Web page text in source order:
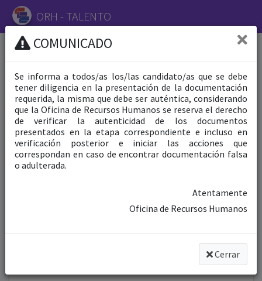
ORH - TALENTO
Usuario
Usuario
Crear Cuenta
Recuperar
Cuenta
Formatos de
COMUNICADO
Se informa a todos/as los/las candidato/as que se debe
tener diligencia en la presentación de la documentación
requerida, la misma que debe ser auténtica, considerando
que la Oficina de Recursos Humanos se reserva el derecho
de verificar la autenticidad de los documentos
presentados en la etapa correspondiente e incluso en
verificación posterior e iniciar las acciones que
correspondan en caso de encontrar documentación falsa
o adulterada.
Atentamente
Oficina de Recursos Humanos
Cerrar